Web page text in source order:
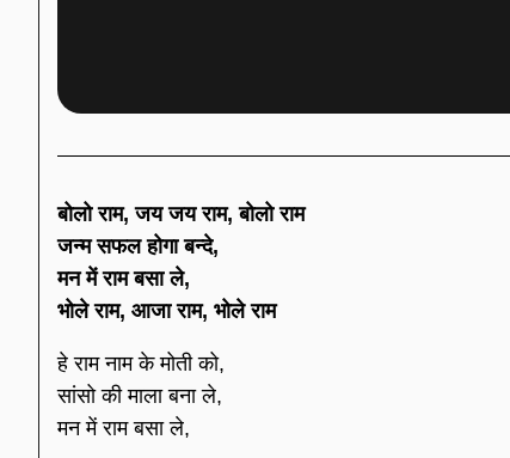
बोलो राम, जय जय राम, बोलो राम
जन्म सफल होगा बन्दे,
मन में राम बसा ले,
भोले राम, आजा राम, भोले राम
हे राम नाम के मोती को,
सांसो की माला बना ले,
मन में राम बसा ले,